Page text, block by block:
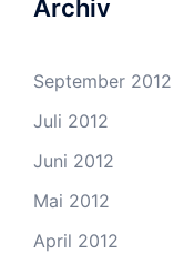
Archiv
September 2012
Juli 2012
Juni 2012
Mai 2012
April 2012